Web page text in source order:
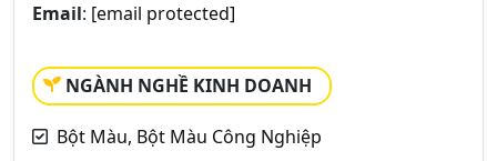
Email: [email protected]
NGÀNH NGHỀ KINH DOANH
Bột Màu, Bột Màu Công Nghiệp